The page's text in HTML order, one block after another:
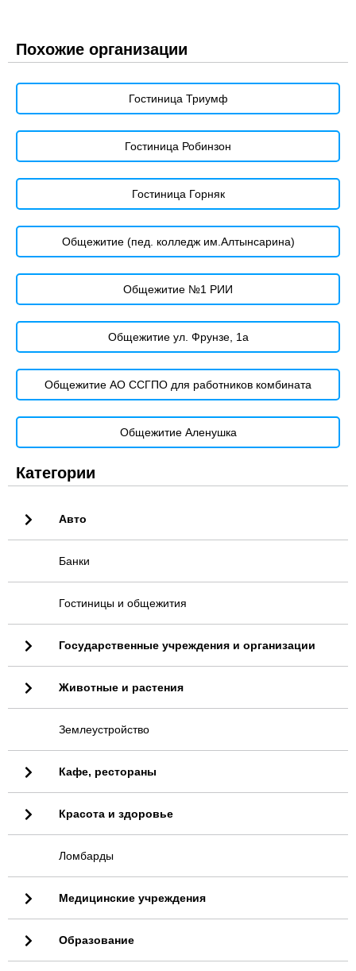
Похожие организации
Гостиница Триумф
Гостиница Робинзон
Гостиница Горняк
Общежитие (пед. колледж им.Алтынсарина)
Общежитие №1 РИИ
Общежитие ул. Фрунзе, 1а
Общежитие АО ССГПО для работников комбината
Общежитие Аленушка
Категории
Авто
Банки
Гостиницы и общежития
Государственные учреждения и организации
Животные и растения
Землеустройство
Кафе, рестораны
Красота и здоровье
Ломбарды
Медицинские учреждения
Образование